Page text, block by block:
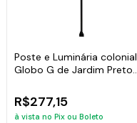
Poste e Luminária colonial
Globo G de Jardim Preto
R$277,15
à vista no Pix ou Boleto